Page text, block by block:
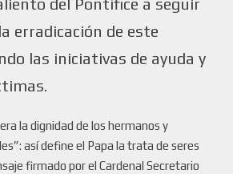
erradicación de este
las iniciativas de ayuda y
la dignidad de los hermanos y
así define el Papa la trata de seres
firmado por el Cardenal Secretario